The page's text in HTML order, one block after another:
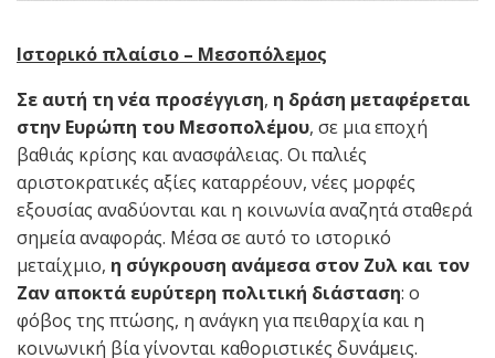
Ιστορικό πλαίσιο – Μεσοπόλεμος
Σε αυτή τη νέα προσέγγιση, η δράση μεταφέρεται
στην Ευρώπη του Μεσοπολέμου, σε μια εποχή
βαθιάς κρίσης και ανασφάλειας. Οι παλιές
αριστοκρατικές αξίες καταρρέουν, νέες μορφές
εξουσίας αναδύονται και η κοινωνία αναζητά σταθερά
σημεία αναφοράς. Μέσα σε αυτό το ιστορικό
μεταίχμιο, η σύγκρουση ανάμεσα στον Ζυλ και τον
Ζαν αποκτά ευρύτερη πολιτική διάσταση: ο
φόβος της πτώσης, η ανάγκη για πειθαρχία και η
κοινωνική βία γίνονται καθοριστικές δυνάμεις.